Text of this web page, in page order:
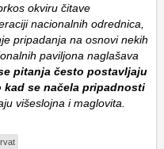
okviru čitave
nacionalnih odrednica,
pripadanja na osnovi nekih
paviljona naglašava
pitanja često postavljaju
se načela pripadnosti
višeslojna i maglovita.